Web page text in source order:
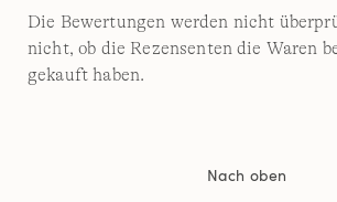
Die Bewertungen werden nicht
nicht, ob die Rezensenten die Waren
gekauft haben.
Nach oben